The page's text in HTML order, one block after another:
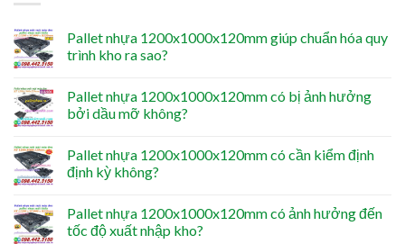
Pallet nhựa 1200x1000x120mm giúp chuẩn hóa quy
trình kho ra sao?
Pallet nhựa 1200x1000x120mm có bị ảnh hưởng
bởi dầu mỡ không?
Pallet nhựa 1200x1000x120mm có cần kiểm định
định kỳ không?
Pallet nhựa 1200x1000x120mm có ảnh hưởng đến
tốc độ xuất nhập kho?